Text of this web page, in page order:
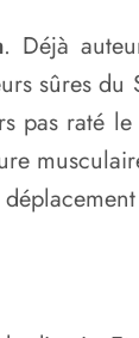
. Déjà
sûres
pas raté